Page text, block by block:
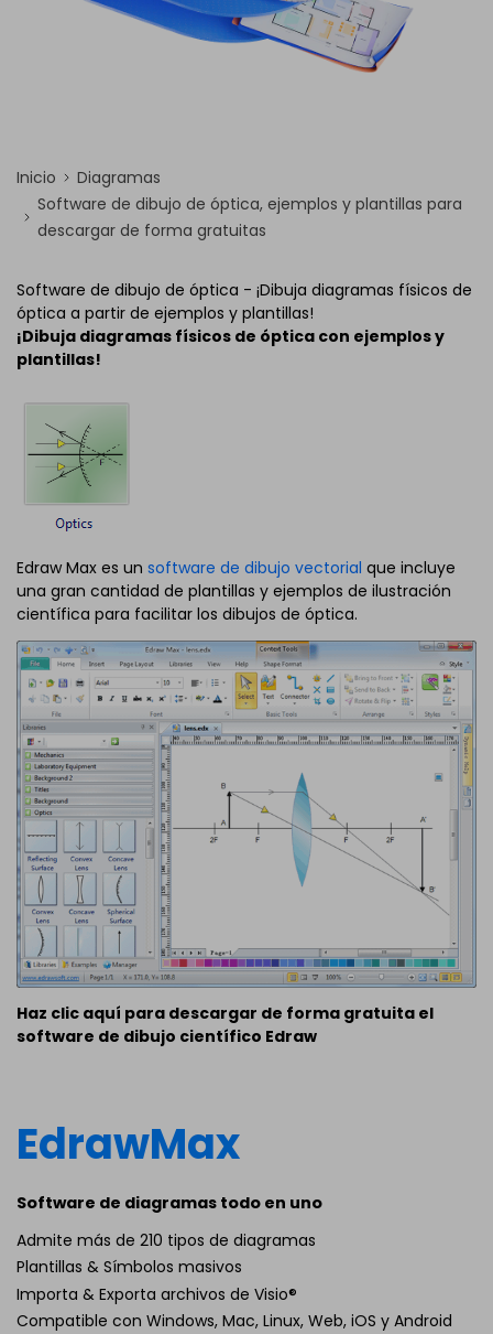
Inicio
Diagramas
Software de dibujo de óptica, ejemplos y plantillas para
descargar de forma gratuitas
Software de dibujo de óptica - ¡Dibuja diagramas físicos de
óptica a partir de ejemplos y plantillas!
¡Dibuja diagramas físicos de óptica con ejemplos y
plantillas!
Edraw Max es un software de dibujo vectorial que incluye
una gran cantidad de plantillas y ejemplos de ilustración
científica para facilitar los dibujos de óptica.
Haz clic aquí para descargar de forma gratuita el
software de dibujo científico Edraw
EdrawMax
Software de diagramas todo en uno
Admite más de 210 tipos de diagramas
Plantillas & Símbolos masivos
Importa & Exporta archivos de Visio®
Compatible con Windows, Mac, Linux, Web, iOS y Android